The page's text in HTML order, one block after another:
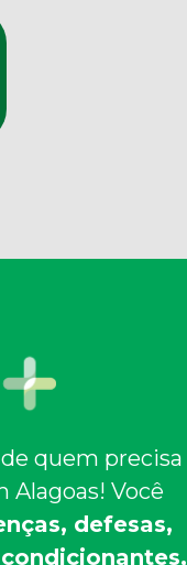
quem precisa
Alagoas! Você
defesas,